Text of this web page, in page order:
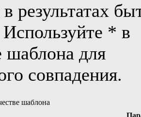
результатах
* в
шаблона для
совпадения.
шаблона